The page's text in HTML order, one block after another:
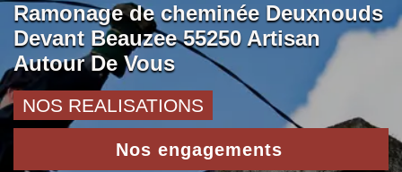
Ramonage de cheminée Deuxnouds
Devant Beauzee 55250 Artisan
Autour De Vous
NOS REALISATIONS
Nos engagements